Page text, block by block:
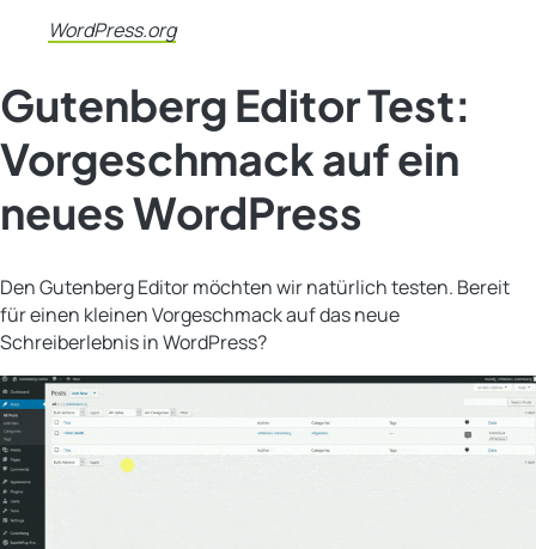
WordPress.org
Gutenberg Editor Test:
Vorgeschmack auf ein
neues WordPress
Den Gutenberg Editor möchten wir natürlich testen. Bereit
für einen kleinen Vorgeschmack auf das neue
Schreiberlebnis in WordPress?